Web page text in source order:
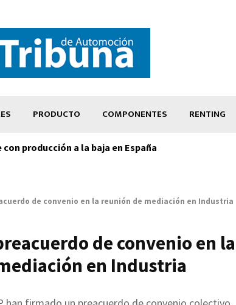
PRODUCTO COMPONENTES RENTING
producción a la baja en España
de convenio en la reunión de mediación en Industria
de convenio en la
en Industria